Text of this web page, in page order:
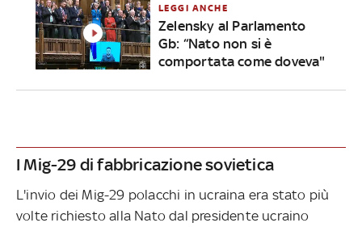
LEGGI ANCHE
Zelensky al Parlamento
Gb: “Nato non si è
comportata come doveva"
I Mig-29 di fabbricazione sovietica
L'invio dei Mig-29 polacchi in ucraina era stato più
volte richiesto alla Nato dal presidente ucraino